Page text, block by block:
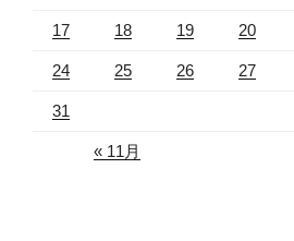
17 18 19 20
24 25 26 27
31
« 11月